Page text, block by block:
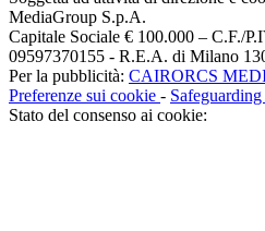
MediaGroup S.p.A.
Capitale Sociale € 100.000 – C.F./
09597370155 - R.E.A. di Milano
Per la pubblicità: CAIRORCS
Preferenze sui cookie - Safeguarding
Stato del consenso ai cookie: